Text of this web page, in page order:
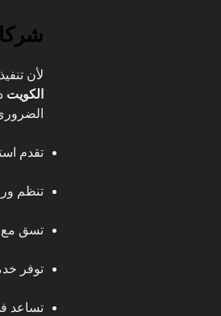
لأن
الكويت
تقدم
تنظم
تسق مع
توفر
تساعد